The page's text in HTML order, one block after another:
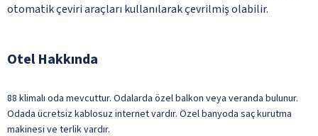
otomatik çeviri araçları kullanılarak çevrilmiş olabilir.
Otel Hakkında
88 klimalı oda mevcuttur. Odalarda özel balkon veya veranda bulunur.
Odada ücretsiz kablosuz internet vardır. Özel banyoda saç kurutma
makinesi ve terlik vardır.